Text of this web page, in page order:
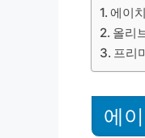
에이
올리
프리
에